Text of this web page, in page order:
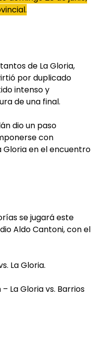
de La Gloria,
por duplicado
intenso y
de una final.
dio un paso
con
Gloria en el encuentro
se jugará este
Aldo Cantoni, con el
La Gloria.
La Gloria vs. Barrios